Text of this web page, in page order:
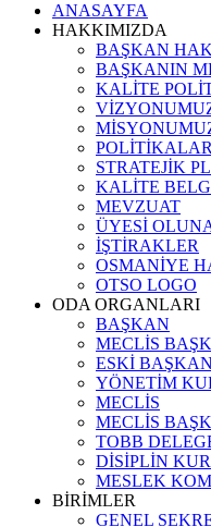
ANASAYFA
HAKKIMIZDA
BAŞKAN
BAŞKANIN
KALİTE
STRATEJİK
KALİTE
MEVZUAT
ÜYESİ
İŞTİRAKLER
OSMANİYE
OTSO LOGO
ODA ORGANLARI
BAŞKAN
MECLİS
ESKİ
YÖNETİM
MECLİS
MECLİS
TOBB
DİSİPLİN
MESLEK
BİRİMLER
GENEL